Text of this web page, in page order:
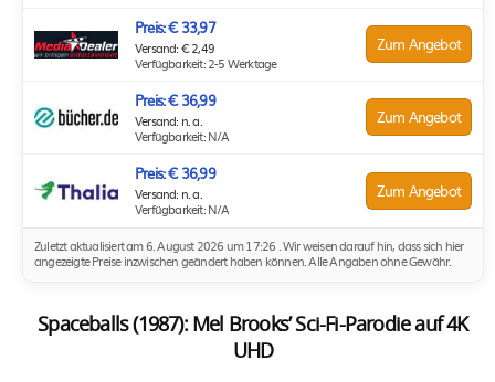
Preis: € 33,97
Versand: € 2,49
Verfügbarkeit: 2-5 Werktage
Zum Angebot
Preis: € 36,99
Versand: n. a.
Verfügbarkeit: N/A
Zum Angebot
Preis: € 36,99
Versand: n. a.
Verfügbarkeit: N/A
Zum Angebot
Zuletzt aktualisiert am 6. August 2026 um 17:26 . Wir weisen darauf hin, dass sich hier
angezeigte Preise inzwischen geändert haben können. Alle Angaben ohne Gewähr.
Spaceballs (1987): Mel Brooks’ Sci-Fi-Parodie auf 4K
UHD